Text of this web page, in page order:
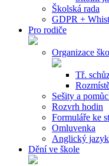
Školská rada
GDPR +
Pro rodiče
Organizace
Tř.
Sešity a
Rozvrh hodin
Formuláře ke
Omluvenka
Anglický jazyk
Dění ve škole